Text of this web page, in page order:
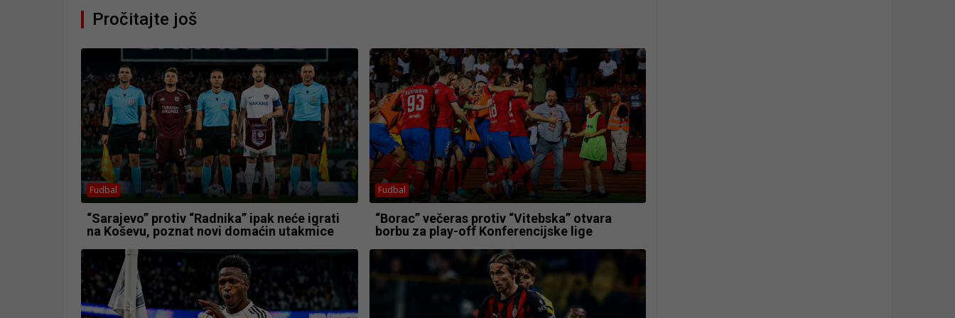
Pročitajte još
Fudbal
“Sarajevo” protiv “Radnika” ipak neće igrati
na Koševu, poznat novi domaćin utakmice
Fudbal
“Borac” večeras protiv “Vitebska” otvara
borbu za play-off Konferencijske lige